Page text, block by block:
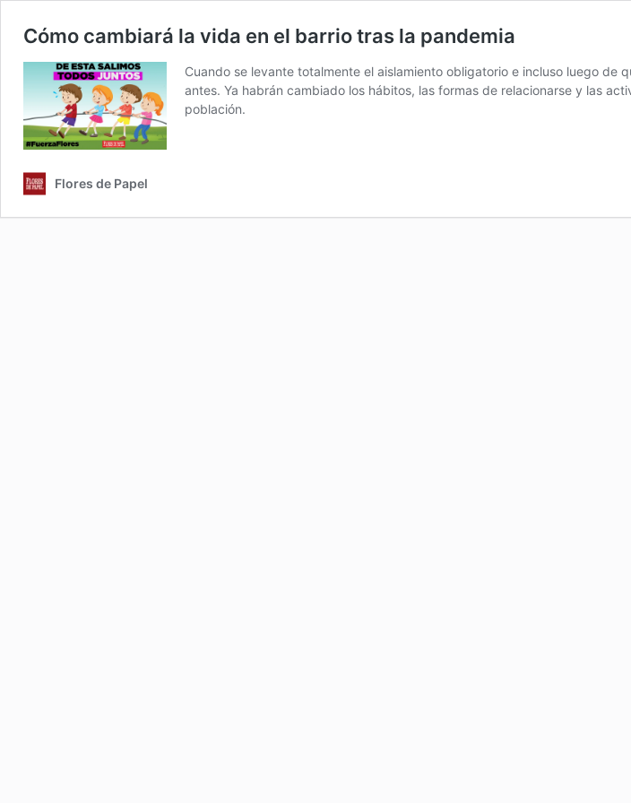
Cómo cambiará la vida en el barrio tras la pandemia
Cuando se levante totalmente el aislamiento obligatorio e incluso luego
antes. Ya habrán cambiado los hábitos, las formas de relacionarse y las
población.
Flores de Papel